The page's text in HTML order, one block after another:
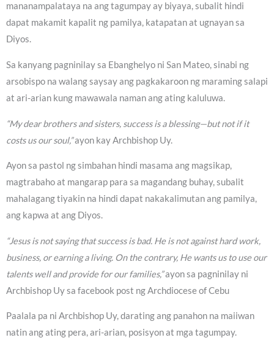
mananampalataya na ang tagumpay ay biyaya, subalit hindi
dapat makamit kapalit ng pamilya, katapatan at ugnayan sa
Diyos.
Sa kanyang pagninilay sa Ebanghelyo ni San Mateo, sinabi ng
arsobispo na walang saysay ang pagkakaroon ng maraming salapi
at ari-arian kung mawawala naman ang ating kaluluwa.
“My dear brothers and sisters, success is a blessing—but not if it
costs us our soul,”ayon kay Archbishop Uy.
Ayon sa pastol ng simbahan hindi masama ang magsikap,
magtrabaho at mangarap para sa magandang buhay, subalit
mahalagang tiyakin na hindi dapat nakakalimutan ang pamilya,
ang kapwa at ang Diyos.
“Jesus is not saying that success is bad. He is not against hard work,
business, or earning a living. On the contrary, He wants us to use our
talents well and provide for our families,”ayon sa pagninilay ni
Archbishop Uy sa facebook post ng Archdiocese of Cebu
Paalala pa ni Archbishop Uy, darating ang panahon na maiiwan
natin ang ating pera, ari-arian, posisyon at mga tagumpay.